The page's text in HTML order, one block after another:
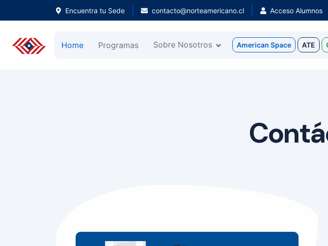
Encuentra tu Sede contacto@norteamericano.cl Acceso Alumnos
Home Programas Sobre Nosotros American Space ATE